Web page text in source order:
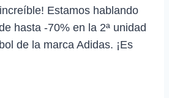
Estamos hablando
hasta -70% en la 2ª unidad
de la marca Adidas. ¡Es